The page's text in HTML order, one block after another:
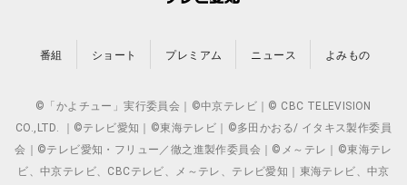
番組 ショート プレミアム ニュース よみもの
©「かよチュー」実行委員会｜©中京テレビ｜© CBC TELEVISION
CO.,LTD. ｜©テレビ愛知｜©東海テレビ｜©多田かおる/ イタキス製作委員
会｜©テレビ愛知・フリュー／徹之進製作委員会｜©メ～テレ｜©東海テレ
ビ、中京テレビ、CBCテレビ、メ～テレ、テレビ愛知｜東海テレビ、中京